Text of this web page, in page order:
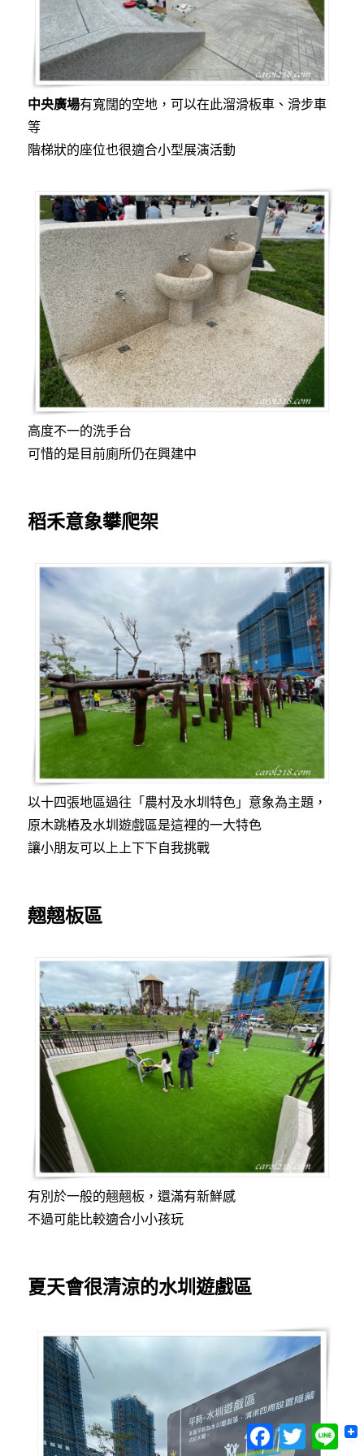
中央廣場有寬闊的空地，可以在此溜滑板車、滑步車
等
階梯狀的座位也很適合小型展演活動
高度不一的洗手台
可惜的是目前廁所仍在興建中
稻禾意象攀爬架
以十四張地區過往「農村及水圳特色」意象為主題，
原木跳樁及水圳遊戲區是這裡的一大特色
讓小朋友可以上上下下自我挑戰
翹翹板區
有別於一般的翹翹板，還滿有新鮮感
不過可能比較適合小小孩玩
夏天會很清涼的水圳遊戲區
Facebook
Twitter